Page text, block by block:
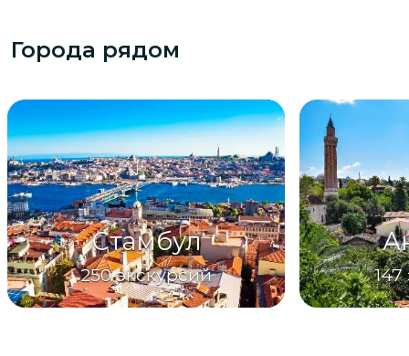
Города рядом
Стамбул
250 экскурсий 147